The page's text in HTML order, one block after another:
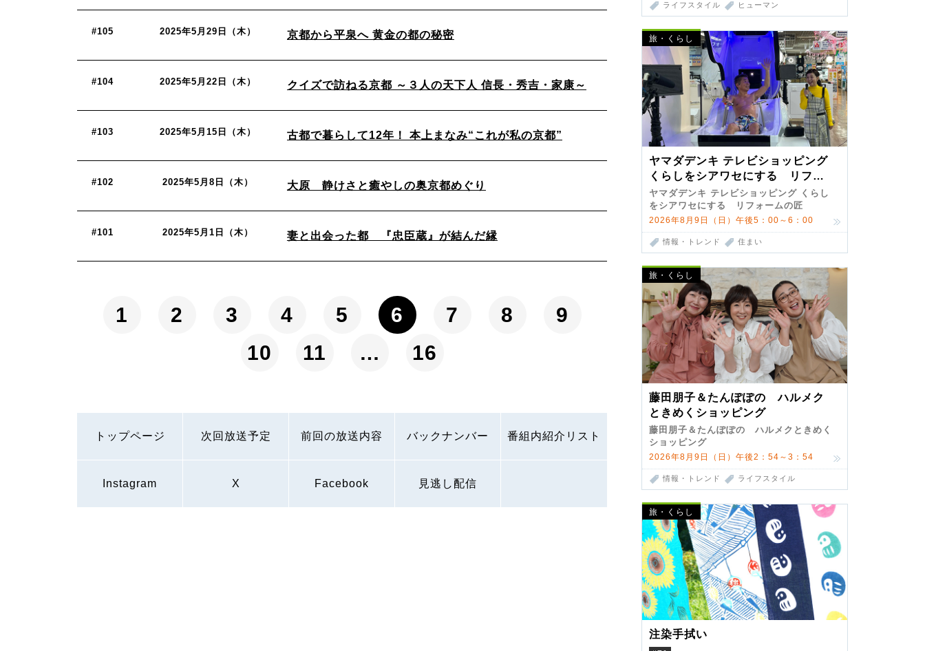
ライフスタイル ヒューマン
旅・くらし
ヤマダデンキ テレビショッピング
くらしをシアワセにする リフォ
ームの匠 第7弾
ヤマダデンキ テレビショッピング くらし
をシアワセにする リフォームの匠
2026年8月9日（日）午後5：00～6：00
情報・トレンド 住まい
旅・くらし
藤田朋子＆たんぽぽの ハルメク
ときめくショッピング
藤田朋子＆たんぽぽの ハルメクときめく
ショッピング
2026年8月9日（日）午後2：54～3：54
情報・トレンド ライフスタイル
旅・くらし
注染手拭い
#105 2025年5月29日（木） 京都から平泉へ 黄金の都の秘密
#104 2025年5月22日（木） クイズで訪ねる京都 ～３人の天下人 信長・秀吉・家康～
#103 2025年5月15日（木） 古都で暮らして12年！ 本上まなみ“これが私の京都”
#102 2025年5月8日（木） 大原 静けさと癒やしの奥京都めぐり
#101 2025年5月1日（木） 妻と出会った都 『忠臣蔵』が結んだ縁
1 2 3 4 5 6 7 8
9
10
11 … 16
トップページ 次回放送予定 前回の放送内容 バックナンバー 番組内紹介リスト
Instagram X Facebook 見逃し配信